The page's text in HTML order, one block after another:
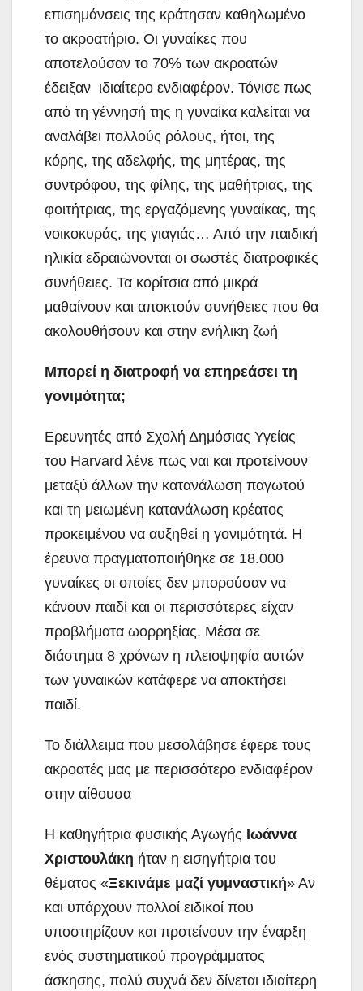
επισημάνσεις της κράτησαν καθηλωμένο
το ακροατήριο. Οι γυναίκες που
αποτελούσαν το 70% των ακροατών
έδειξαν ιδιαίτερο ενδιαφέρον. Τόνισε πως
από τη γέννησή της η γυναίκα καλείται να
αναλάβει πολλούς ρόλους, ήτοι, της
κόρης, της αδελφής, της μητέρας, της
συντρόφου, της φίλης, της μαθήτριας, της
φοιτήτριας, της εργαζόμενης γυναίκας, της
νοικοκυράς, της γιαγιάς… Από την παιδική
ηλικία εδραιώνονται οι σωστές διατροφικές
συνήθειες. Τα κορίτσια από μικρά
μαθαίνουν και αποκτούν συνήθειες που θα
ακολουθήσουν και στην ενήλικη ζωή
Μπορεί η διατροφή να επηρεάσει τη
γονιμότητα;
Ερευνητές από Σχολή Δημόσιας Υγείας
του Harvard λένε πως ναι και προτείνουν
μεταξύ άλλων την κατανάλωση παγωτού
και τη μειωμένη κατανάλωση κρέατος
προκειμένου να αυξηθεί η γονιμότητά. Η
έρευνα πραγματοποιήθηκε σε 18.000
γυναίκες οι οποίες δεν μπορούσαν να
κάνουν παιδί και οι περισσότερες είχαν
προβλήματα ωορρηξίας. Μέσα σε
διάστημα 8 χρόνων η πλειοψηφία αυτών
των γυναικών κατάφερε να αποκτήσει
παιδί.
Το διάλλειμα που μεσολάβησε έφερε τους
ακροατές μας με περισσότερο ενδιαφέρον
στην αίθουσα
Η καθηγήτρια φυσικής Αγωγής Ιωάννα
Χριστουλάκη ήταν η εισηγήτρια του
θέματος «Ξεκινάμε μαζί γυμναστική» Αν
και υπάρχουν πολλοί ειδικοί που
υποστηρίζουν και προτείνουν την έναρξη
ενός συστηματικού προγράμματος
άσκησης, πολύ συχνά δεν δίνεται ιδιαίτερη